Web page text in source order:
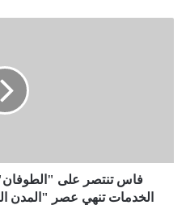
فاس تنتصر على
الخدمات تنهي عصر "المدن